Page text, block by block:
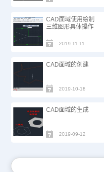
CAD面域使用绘制
三维图形具体操作
2019-11-11
CAD面域的创建
2019-10-18
CAD面域的生成
2019-09-12